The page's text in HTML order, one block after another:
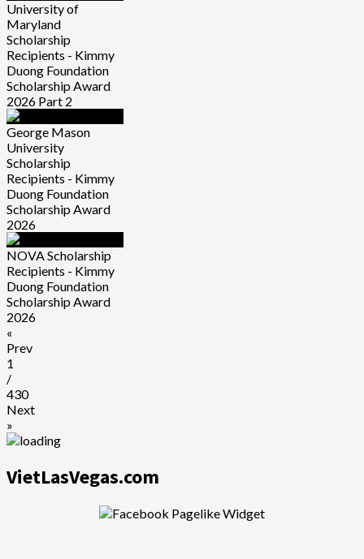
University of
Maryland
Scholarship
Recipients - Kimmy
Duong Foundation
Scholarship Award
2026 Part 2
George Mason
University
Scholarship
Recipients - Kimmy
Duong Foundation
Scholarship Award
2026
NOVA Scholarship
Recipients - Kimmy
Duong Foundation
Scholarship Award
2026
«
Prev
1
/
430
Next
»
VietLasVegas.com